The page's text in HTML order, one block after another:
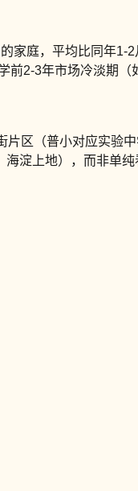
家庭，平均比同年1-
2-3年市场冷淡期（
片区（普小对应实验
淀上地），而非单